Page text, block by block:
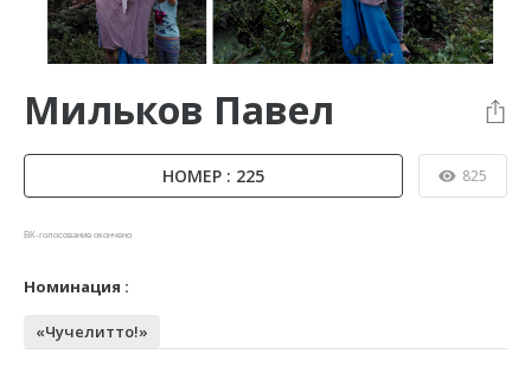
Мильков Павел
НОМЕР : 225 825
ВК-голосование окончено
Номинация :
«Чучелитто!»